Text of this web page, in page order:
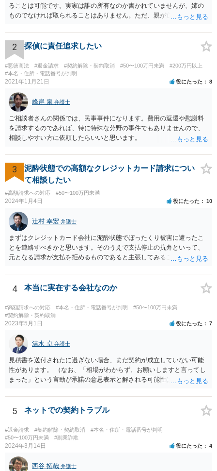
ることは可能です。実家は誰の所有なのか書かれていませんが、姉の
ものでなければ取られることはありません。ただ、親が亡くなって相
いでしょう。
2 探偵に責任追求したい
#悪徳商法 #返金請求 #契約解除・契約取消 #50〜100万円未満
#200万円以上
#本名・住所・電話番号が判明
2021年11月21日 役にたった 8
峰岸 泉 弁護士
ご相談者さんの関係では、民事事件になります。費用の返還や慰謝料
を請求するのであれば、特に特殊な分野の事件でもありませんので、
相談しやすい方に依頼したらいいと思います。
3
泥酔状態での高額なクレジットカード請求につい
て相談したい
#高額請求への対応 #50〜100万円未満
2024年1月4日 役にたった 10
辻村 幸宏 弁護士
まずはクレジットカード会社に泥酔状態でぼったくり被害に遭ったこ
とを連絡すべきかと思います。そのうえで支払停止の抗弁といって、
元となる請求が支払を拒めるものであると主張してみることになるか
かなかシビアかもしれません。 https://zenso.or.jp/wp-content/uploads/
JACAS173%e5%88%a4%e4%be%8b%e7%b4%b9%e4%bb%8b.pdf
4 本当に実在する会社なのか
#高額請求への対応 #本名・住所・電話番号が判明
#50〜100万円未満
#契約解除・契約取消
2023年5月1日 役にたった 7
清水 卓 弁護士
見積書を送付されたに過ぎない場合、まだ契約が成立していない可能
性があります。 （なお、「相場がわからず、お願いしますと言ってし
まった」という言動が承諾の意思表示と解される可能性はあります
る余地があるかもしれません）。 いずれにしても、相手会社の実在
等に不安を感じるのであれば、相手方とのやりとりを一旦保留とし
に、法務局で商業•法人登記の登記事項証明書の入手を試みてみる方法
も考えられます（相手の会社が実在する会社なのか、やりとりしてい
る相手が代表権限を有しているのか等について、登記登録の有無や登
録内容を確かめることができます）。 【参考】法務局サイト https://w
ww.moj.go.jp/MINJI/houjintouki.html
5 ネットでの契約トラブル
#返金請求 #契約解除・契約取消
#本名・住所・電話番号が判明
#50〜100万円未満
#副業詐欺
2024年3月14日 役にたった 4
西谷 拓哉 弁護士